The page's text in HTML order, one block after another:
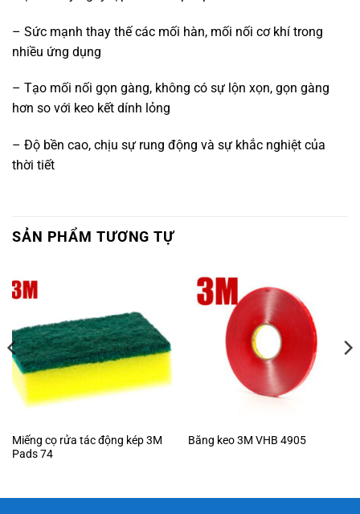
– Sức mạnh thay thế các mối hàn, mối nối cơ khí trong
nhiều ứng dụng
– Tạo mối nối gọn gàng, không có sự lộn xọn, gọn gàng
hơn so với keo kết dính lỏng
– Độ bền cao, chịu sự rung động và sự khắc nghiệt của
thời tiết
SẢN PHẨM TƯƠNG TỰ
Miếng cọ rửa tác động kép 3M
Pads 74
Băng keo 3M VHB 4905